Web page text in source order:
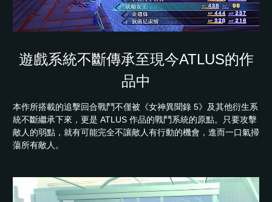
遊戲系統不斷傳承至現今ATLUS的作
品中
本作所搭載的追擊回合戰鬥不僅被《女神異聞錄 5》及其他衍生系
統不斷繼承下來，更是 ATLUS 作品的戰鬥系統的原點。只要攻擊
敵人的弱點，就有可能完全不讓敵人有行動的機會，進而一口氣掃
蕩所有敵人。